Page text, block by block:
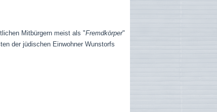
Mitbürgern meist als "Fremdkörper"
der jüdischen Einwohner Wunstorfs